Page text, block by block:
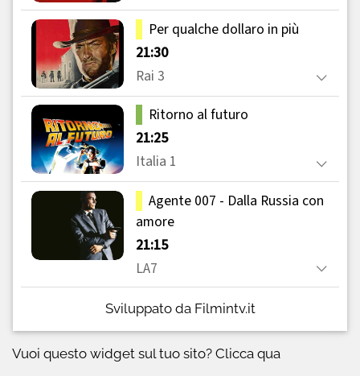
Sviluppato da Filmintv.it
Vuoi questo widget sul tuo sito? Clicca qua